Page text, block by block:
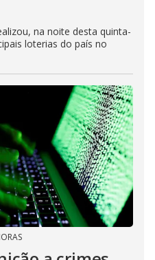
na noite desta quinta-
loterias do país no